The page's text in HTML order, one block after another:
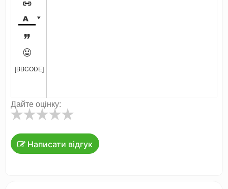





[BBCODE]
Дайте оцінку:
Написати відгук